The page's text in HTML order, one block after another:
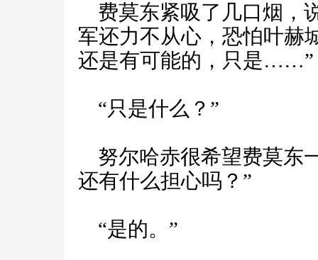
费莫东紧吸了几口烟，
军还力不从心，恐怕叶赫
还是有可能的，只是……”
“只是什么？”
努尔哈赤很希望费莫东
还有什么担心吗？”
“是的。”